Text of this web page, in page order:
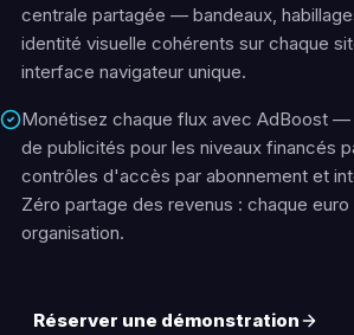
centrale partagée — bandeaux,
identité visuelle cohérents sur chaque
interface navigateur unique.
Monétisez chaque flux avec AdBoost —
de publicités pour les niveaux financés
contrôles d'accès par abonnement et
Zéro partage des revenus : chaque
organisation.
Réserver une démonstration